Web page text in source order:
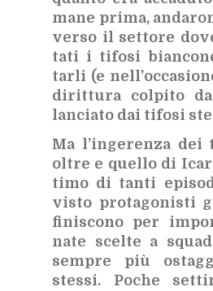
ma­ne pri­ma,
ver­so il set­to­re
ta­ti i ti­fo­si
tar­li (e
di­rit­tu­ra col­pi­to
lan­cia­to dai ti­fo­si
Ma l’in­ge­ren­za
ol­tre e quel­lo di
ti­mo di tan­ti
vi­sto pro­ta­go­ni­sti
fi­ni­sco­no per
na­te scel­te a
sem­pre più
stes­si. Po­che